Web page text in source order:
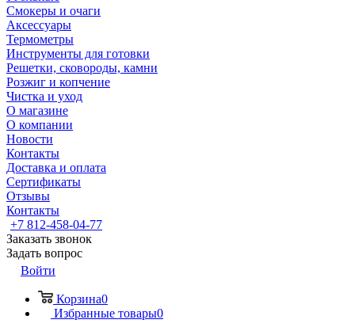
Смокеры и очаги
Аксессуары
Термометры
Инструменты для готовки
Решетки, сковороды, камни
Розжиг и копчение
Чистка и уход
О магазине
О компании
Новости
Контакты
Доставка и оплата
Сертификаты
Отзывы
Контакты
+7 812-458-04-77
Заказать звонок
Задать вопрос
Войти
Корзина0
Избранные товары0